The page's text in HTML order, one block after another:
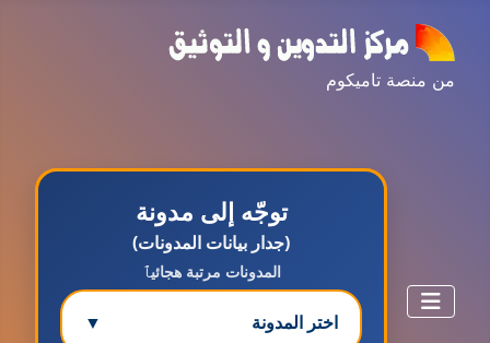
من منصة تاميكوم
توجّه إلى مدونة
(جدار بيانات المدونات)
المدونات مرتبة هجائيٱ
اختر المدونة ▼